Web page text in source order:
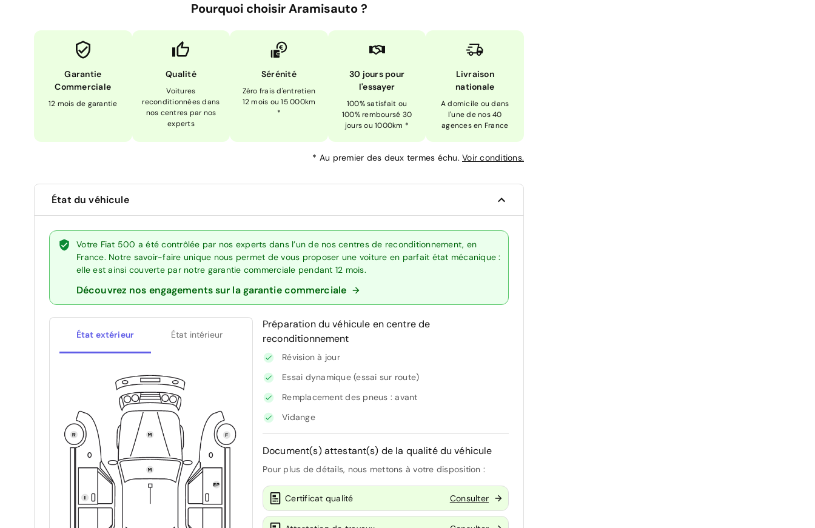
Pourquoi choisir Aramisauto ?
Garantie
Commerciale
12 mois de garantie
Qualité
Voitures
reconditionnées dans
nos centres par nos
experts
Sérénité
Zéro frais d'entretien
12 mois ou 15 000km
*
30 jours pour
l'essayer
100% satisfait ou
100% remboursé 30
jours ou 1000km *
Livraison
nationale
A domicile ou dans
l'une de nos 40
agences en France
* Au premier des deux termes échu. Voir conditions.
État du véhicule
Votre Fiat 500 a été contrôlée par nos experts dans l’un de nos centres de reconditionnement, en
France. Notre savoir-faire unique nous permet de vous proposer une voiture en parfait état mécanique :
elle est ainsi couverte par notre garantie commerciale pendant 12 mois.
Découvrez nos engagements sur la garantie commerciale
État extérieur État intérieur
Préparation du véhicule en centre de
reconditionnement
Révision à jour
Essai dynamique (essai sur route)
Remplacement des pneus : avant
Vidange
Document(s) attestant(s) de la qualité du véhicule
Pour plus de détails, nous mettons à votre disposition :
Certificat qualité Consulter